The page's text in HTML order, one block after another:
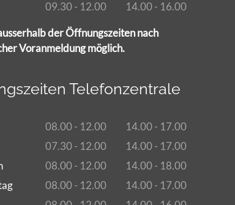
09.30 - 12.00 14.00 - 16.00
der Öffnungszeiten nach
Voranmeldung möglich.
Telefonzentrale
08.00 - 12.00
14.00 - 17.00
07.30 - 12.00
14.00 - 17.00
08.00 - 12.00
14.00 - 18.00
08.00 - 12.00
14.00 - 17.00